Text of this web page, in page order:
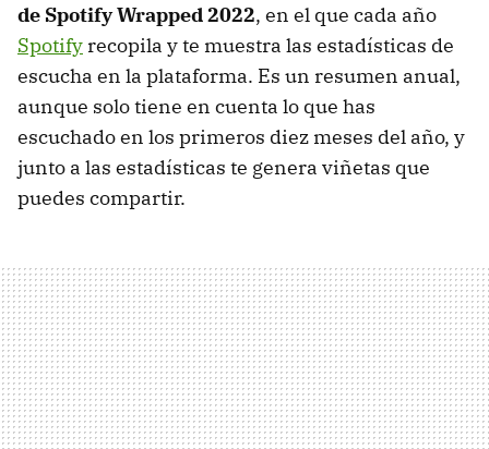
de Spotify Wrapped 2022, en el que cada año
Spotify recopila y te muestra las estadísticas de
escucha en la plataforma. Es un resumen anual,
aunque solo tiene en cuenta lo que has
escuchado en los primeros diez meses del año, y
junto a las estadísticas te genera viñetas que
puedes compartir.